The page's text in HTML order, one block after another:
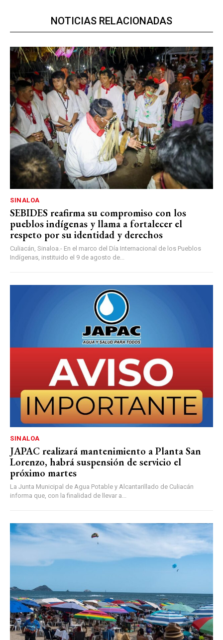
NOTICIAS RELACIONADAS
SINALOA
SEBIDES reafirma su compromiso con los
pueblos indígenas y llama a fortalecer el
respeto por su identidad y derechos
Culiacán, Sinaloa.- En el marco del Día Internacional de los Pueblos
Indígenas, instituido el 9 de agosto de...
SINALOA
JAPAC realizará mantenimiento a Planta San
Lorenzo, habrá suspensión de servicio el
próximo martes
La Junta Municipal de Agua Potable y Alcantarillado de Culiacán
informa que, con la finalidad de llevar a...